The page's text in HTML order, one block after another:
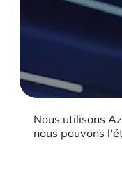
Nous utilisons
nous pouvons